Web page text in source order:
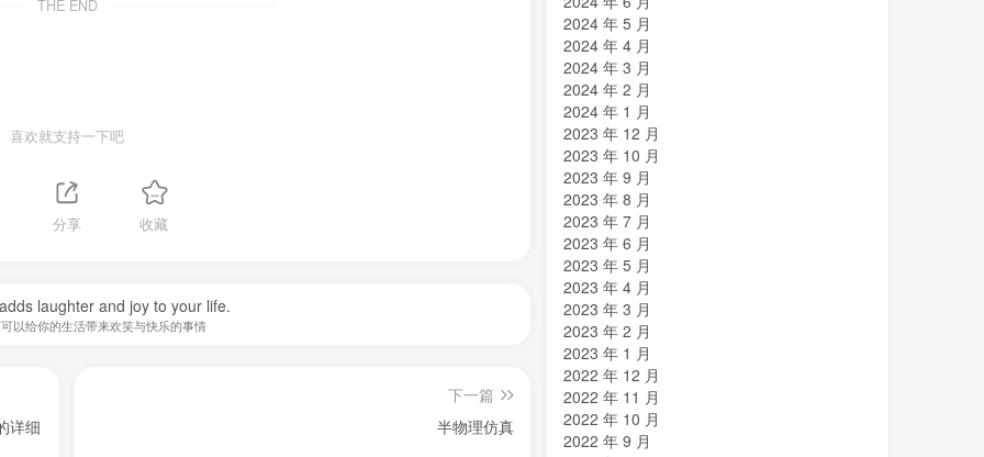
THE END
喜欢就支持一下吧
分享 收藏
laughter and joy to your life.
以给你的生活带来欢笑与快乐的事情
详细
下一篇
半物理仿真
2024 年 5 月
2024 年 4 月
2024 年 3 月
2024 年 2 月
2024 年 1 月
2023 年 12 月
2023 年 10 月
2023 年 9 月
2023 年 8 月
2023 年 7 月
2023 年 6 月
2023 年 5 月
2023 年 4 月
2023 年 3 月
2023 年 2 月
2023 年 1 月
2022 年 12 月
2022 年 11 月
2022 年 10 月
2022 年 9 月